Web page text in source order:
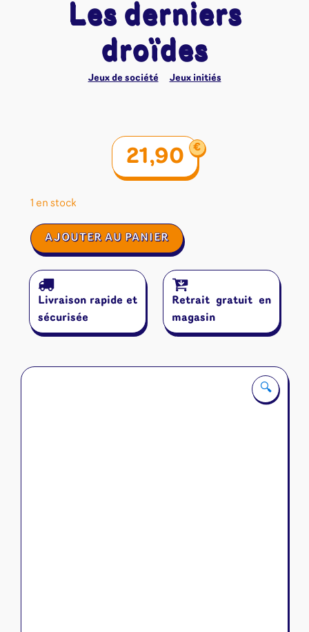
🔍
Les derniers
droïdes
Jeux de société Jeux initiés
21,90 €
1 en stock
quantité
de
derniers
droïdes
AJOUTER AU PANIER
Livraison rapide et
sécurisée
Retrait gratuit en
magasin